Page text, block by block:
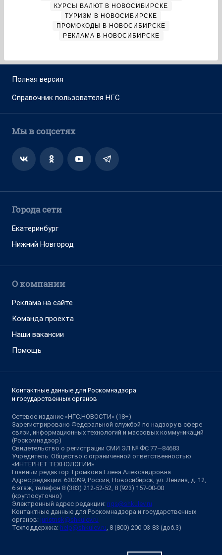
КУРСЫ ВАЛЮТ В НОВОСИБИРСКЕ
ТУРИЗМ В НОВОСИБИРСКЕ
ПРОМОКОДЫ В НОВОСИБИРСКЕ
РЕКЛАМА В НОВОСИБИРСКЕ
Полная версия
Справочник пользователя НГС
Мы в соцсетях
Города сети
Екатеринбург
Нижний Новгород
О компании
Реклама на сайте
Команда проекта
Наши вакансии
Помощь
Контактные данные для Роскомнадзора
и государственных органов
Сетевое издание «НГС.НОВОСТИ» (18+)
Зарегистрировано Федеральной службой по надзору в сфере
связи, информационных технологий и массовых коммуникаций
(Роскомнадзор)
Свидетельство о регистрации СМИ ЭЛ № ФС 77—84683
Учредитель: Общество с ограниченной ответственностью
«ИНТЕРНЕТ ТЕХНОЛОГИИ»
Главный редактор: Громкова Елена Александровна
Адрес редакции: 630099, Россия, Новосибирск, ул. Ленина, д. 12,
6 этаж, телефон 8 (383) 212-52-52, 8 (923) 157-00-00
(круглосуточно)
Электронный адрес редакции: ngs@shkulev.ru
Контактные данные для Роскомнадзора и государственных
органов: juristnsk@shkulev.ru
Техподдержка: help@shkulev.ru, 8 (800) 200-03-83 (доб.3)